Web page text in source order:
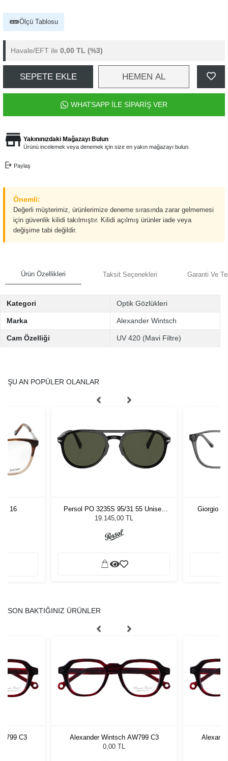
Ölçü Tablosu
Havale/EFT ile 0,00 TL (%3)
SEPETE EKLE HEMEN AL
WHATSAPP İLE SİPARİŞ VER
Yakınınızdaki Mağazayı Bulun
Ürünü incelemek veya denemek için size en yakın mağazayı bulun.
Paylaş
Önemli:
Değerli müşterimiz, ürünlerimize deneme sırasında zarar gelmemesi
için güvenlik kilidi takılmıştır. Kilidi açılmış ürünler iade veya
değişime tabi değildir.
Ürün Özellikleri Taksit Seçenekleri Garanti Ve
Kategori Optik Gözlükleri
Marka Alexander Wintsch
Cam Özelliği UV 420 (Mavi Filtre)
ŞU AN POPÜLER OLANLAR
16
Persol PO 3235S 95/31 55 Unisex
Güneş Gözlüğü
19.145,00 TL
Giorgio
SON BAKTIĞINIZ ÜRÜNLER
C3
Alexander Wintsch AW799 C3
0,00 TL